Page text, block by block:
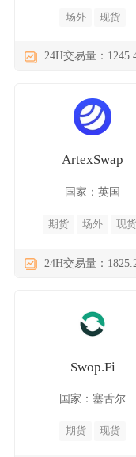
场外 现货
24H交易量：
ArtexSwap
国家：英国
期货 场外 现货
24H交易量：
Swop.Fi
国家：塞舌尔
期货 现货